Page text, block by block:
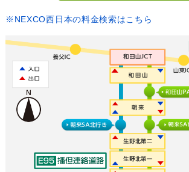
※NEXCO西日本の料金検索はこちら